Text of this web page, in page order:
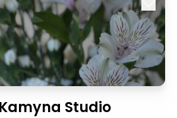
Studio